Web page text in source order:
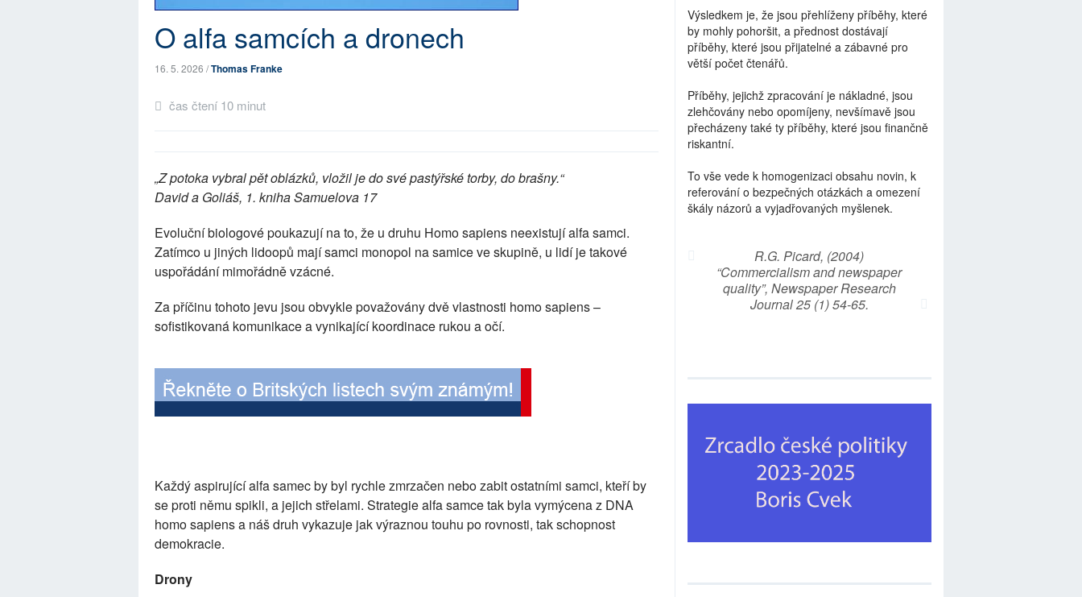
O alfa samcích a dronech
16. 5. 2026 /Thomas Franke
čas čtení 10 minut
„Z potoka vybral pět oblázků, vložil je do své pastýřské torby, do brašny.“
David a Goliáš, 1. kniha Samuelova 17
Evoluční biologové poukazují na to, že u druhu Homo sapiens neexistují alfa samci.
Zatímco u jiných lidoopů mají samci monopol na samice ve skupině, u lidí je takové
uspořádání mimořádně vzácné.
Za příčinu tohoto jevu jsou obvykle považovány dvě vlastnosti homo sapiens –
sofistikovaná komunikace a vynikající koordinace rukou a očí.
Každý aspirující alfa samec by byl rychle zmrzačen nebo zabit ostatními samci, kteří by
se proti němu spikli, a jejich střelami. Strategie alfa samce tak byla vymýcena z DNA
homo sapiens a náš druh vykazuje jak výraznou touhu po rovnosti, tak schopnost
demokracie.
Drony
Výsledkem je, že jsou přehlíženy příběhy, které
by mohly pohoršit, a přednost dostávají
příběhy, které jsou přijatelné a zábavné pro
větší počet čtenářů.
Příběhy, jejichž zpracování je nákladné, jsou
zlehčovány nebo opomíjeny, nevšímavě jsou
přecházeny také ty příběhy, které jsou finančně
riskantní.
To vše vede k homogenizaci obsahu novin, k
referování o bezpečných otázkách a omezení
škály názorů a vyjadřovaných myšlenek.
R.G. Picard, (2004)
“Commercialism and newspaper
quality”, Newspaper Research
Journal 25 (1) 54-65.